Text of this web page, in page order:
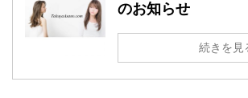
のお知らせ
続きを見